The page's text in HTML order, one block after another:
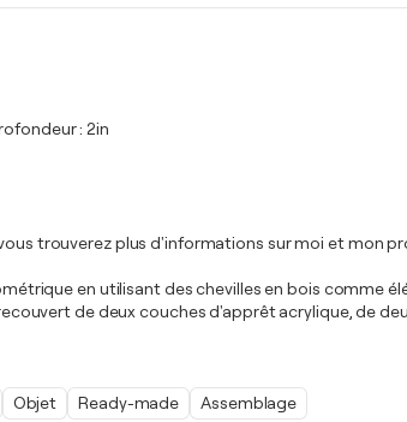
: 2in
trouverez plus d'informations sur moi et mon
en utilisant des chevilles en bois comme
de deux couches d'apprêt acrylique, de
Objet Ready-made Assemblage